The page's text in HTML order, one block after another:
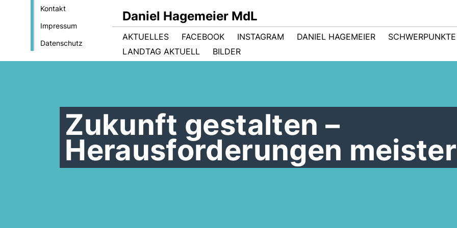
Kontakt
Impressum
Datenschutz
Daniel Hagemeier MdL
AKTUELLES FACEBOOK INSTAGRAM DANIEL HAGEMEIER
SCHWERPUNKTE
LANDTAG AKTUELL
BILDER
Zukunft gestalten –
Herausforderungen